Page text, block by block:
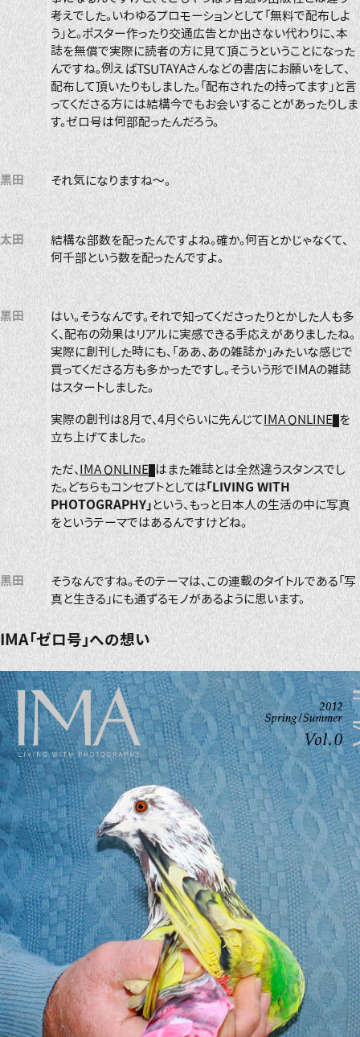
考えでした。いわゆるプロモーションとして「無料で配布しよ
う」と。ポスター作ったり交通広告とか出さない代わりに、本
誌を無償で実際に読者の方に見て頂こうということになった
んですね。例えばTSUTAYAさんなどの書店にお願いをして、
配布して頂いたりもしました。「配布されたの持ってます」と言
ってくださる方には結構今でもお会いすることがあったりしま
す。ゼロ号は何部配ったんだろう。
黒田 それ気になりますね〜。
太田
結構な部数を配ったんですよね。確か。何百とかじゃなくて、
何千部という数を配ったんですよ。
黒田
はい。そうなんです。それで知ってくださったりとかした人も多
く、配布の効果はリアルに実感できる手応えがありましたね。
実際に創刊した時にも、「ああ、あの雑誌か」みたいな感じで
買ってくださる方も多かったですし。そういう形でIMAの雑誌
はスタートしました。
実際の創刊は8月で、4月ぐらいに先んじてIMA ONLINE を
立ち上げてました。
ただ、 IMA ONLINE はまた雑誌とは全然違うスタンスでし
た。どちらもコンセプトとしては「LIVING WITH
PHOTOGRAPHY」という、もっと日本人の生活の中に写真
をというテーマではあるんですけどね。
黒田
そうなんですね。そのテーマは、この連載のタイトルである「写
真と生きる」にも通ずるモノがあるように思います。
IMA「ゼロ号」への想い